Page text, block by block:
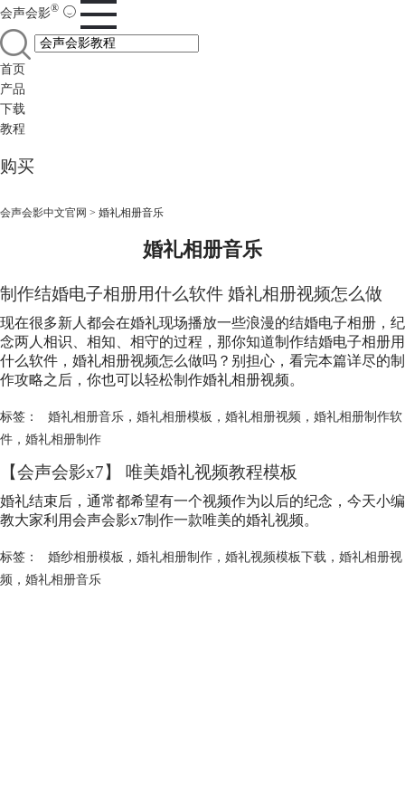
会声会影®
首页
产品
下载
教程
购买
会声会影中文官网 > 婚礼相册音乐
婚礼相册音乐
制作结婚电子相册用什么软件 婚礼相册视频怎么做
现在很多新人都会在婚礼现场播放一些浪漫的结婚电子相册，纪
念两人相识、相知、相守的过程，那你知道制作结婚电子相册用
什么软件，婚礼相册视频怎么做吗？别担心，看完本篇详尽的制
作攻略之后，你也可以轻松制作婚礼相册视频。
标签： 婚礼相册音乐， 婚礼相册模板 ， 婚礼相册视频， 婚礼相册制作软
件 ， 婚礼相册制作
【会声会影x7】 唯美婚礼视频教程模板
婚礼结束后，通常都希望有一个视频作为以后的纪念，今天小编
教大家利用会声会影x7制作一款唯美的婚礼视频。
标签： 婚纱相册模板 ， 婚礼相册制作， 婚礼视频模板下载 ， 婚礼相册视
频 ， 婚礼相册音乐